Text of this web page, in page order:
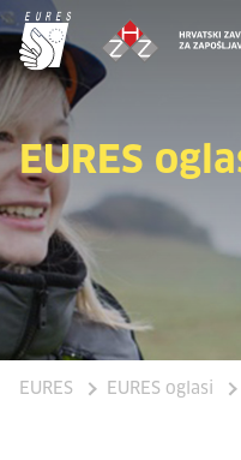
EURES
EURES EURES oglasi